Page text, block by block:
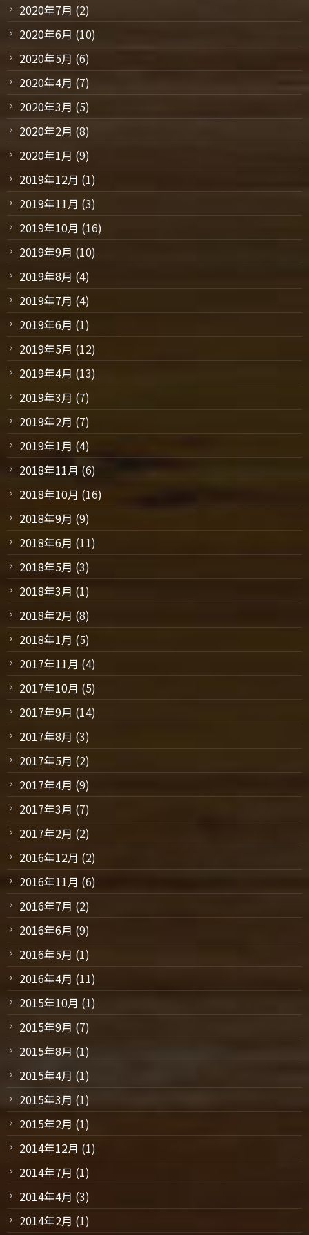
2020年7月 (2)
2020年6月 (10)
2020年5月 (6)
2020年4月 (7)
2020年3月 (5)
2020年2月 (8)
2020年1月 (9)
2019年12月 (1)
2019年11月 (3)
2019年10月 (16)
2019年9月 (10)
2019年8月 (4)
2019年7月 (4)
2019年6月 (1)
2019年5月 (12)
2019年4月 (13)
2019年3月 (7)
2019年2月 (7)
2019年1月 (4)
2018年11月 (6)
2018年10月 (16)
2018年9月 (9)
2018年6月 (11)
2018年5月 (3)
2018年3月 (1)
2018年2月 (8)
2018年1月 (5)
2017年11月 (4)
2017年10月 (5)
2017年9月 (14)
2017年8月 (3)
2017年5月 (2)
2017年4月 (9)
2017年3月 (7)
2017年2月 (2)
2016年12月 (2)
2016年11月 (6)
2016年7月 (2)
2016年6月 (9)
2016年5月 (1)
2016年4月 (11)
2015年10月 (1)
2015年9月 (7)
2015年8月 (1)
2015年4月 (1)
2015年3月 (1)
2015年2月 (1)
2014年12月 (1)
2014年7月 (1)
2014年4月 (3)
2014年2月 (1)